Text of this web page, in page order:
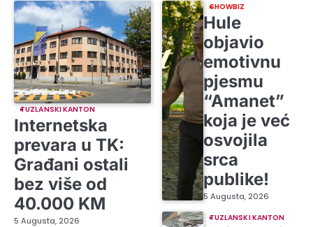
TUZLANSKI KANTON
Internetska
prevara u TK:
Građani ostali
bez više od
40.000 KM
5 Augusta, 2026
SHOWBIZ
Hule
objavio
emotivnu
pjesmu
“Amanet”
koja je već
osvojila
srca
publike!
5 Augusta, 2026
TUZLANSKI KANTON